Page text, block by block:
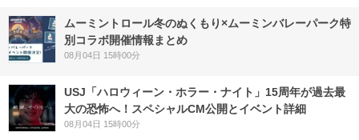
ムーミントロール冬のぬくもり×ムーミンバレーパーク特
別コラボ開催情報まとめ
08月04日 15時00分
USJ「ハロウィーン・ホラー・ナイト」15周年が過去最
大の恐怖へ！スペシャルCM公開とイベント詳細
08月04日 15時00分